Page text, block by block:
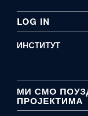
LOG IN
ИНСТИТУТ
МИ СМО
ПРОЈЕКТИМА